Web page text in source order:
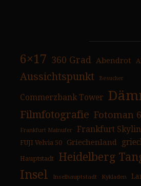
6×17 360 Grad Abendrot
Aussichtspunkt Besucher
Commerzbank Tower
Filmfotografie Fotoman
Frankfurt Mainufer Frankfurt
FUJI Velvia 50
Griechenland
Hauptstadt Heidelberg
Insel Inselhauptstadt Kykladen